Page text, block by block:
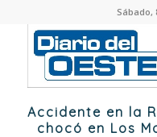
Sábado,
Accidente en la
chocó en Los